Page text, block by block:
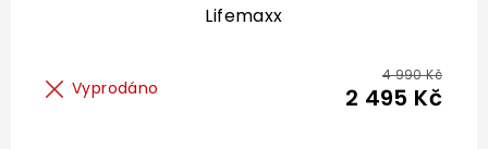
Lifemaxx
Vyprodáno
4 990 Kč
2 495 Kč